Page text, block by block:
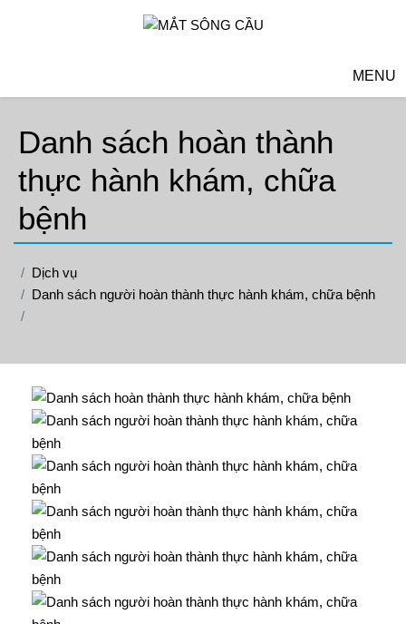
MENU
Danh sách hoàn thành
thực hành khám, chữa
bệnh
Dịch vụ
Danh sách người hoàn thành thực hành khám, chữa bệnh